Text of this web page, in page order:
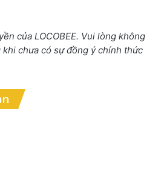
của LOCOBEE. Vui lòng không
chưa có sự đồng ý chính thức